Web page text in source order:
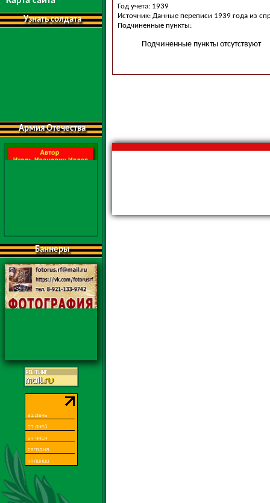
Узнать солдата
Армия Отечества
Баннеры
Год учета: 1939
Источник: Данные переписи 1939 года из
Подчиненные пункты:
Подчиненные пункты отсутствуют